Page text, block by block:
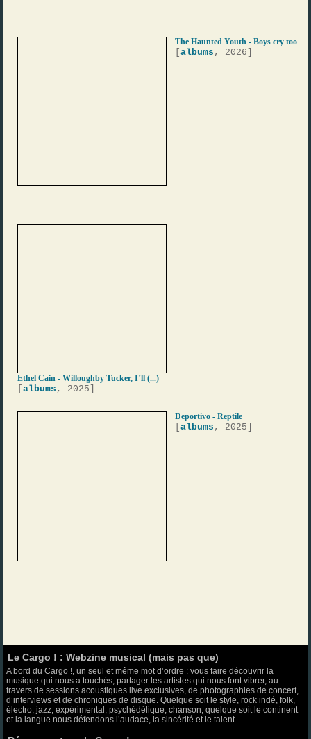
The Haunted Youth - Boys cry too
[albums , 2026]
Ethel Cain - Willoughby Tucker, I’ll (...)
[albums , 2025]
Deportivo - Reptile
[albums , 2025]
Le Cargo ! : Webzine musical (mais pas que)
A bord du Cargo !, un seul et même mot d’ordre : vous faire découvrir la
musique qui nous a touchés, partager les artistes qui nous font vibrer, au
travers de sessions acoustiques live exclusives, de photographies de concert,
d’interviews et de chroniques de disque. Quelque soit le style, rock indé, folk,
électro, jazz, expérimental, psychédélique, chanson, quelque soit le continent
et la langue nous défendons l’audace, la sincérité et le talent.